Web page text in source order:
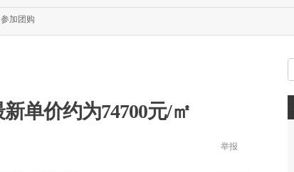
参加团购
单价约为74700元/㎡
举报